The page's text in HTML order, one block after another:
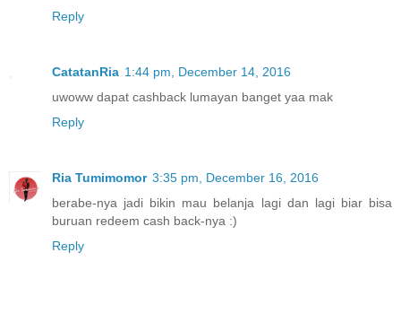
Reply
CatatanRia 1:44 pm, December 14, 2016
uwoww dapat cashback lumayan banget yaa mak
Reply
Ria Tumimomor 3:35 pm, December 16, 2016
berabe-nya jadi bikin mau belanja lagi dan lagi biar bisa
buruan redeem cash back-nya :)
Reply